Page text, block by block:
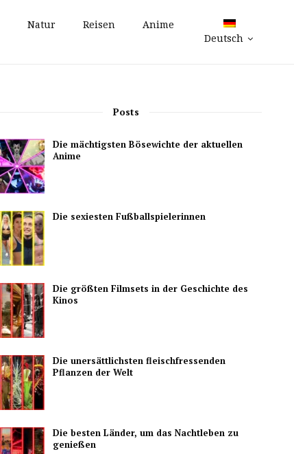
Natur Reisen
Anime
Deutsch
Posts
Die mächtigsten Bösewichte der aktuellen
Anime
Die sexiesten Fußballspielerinnen
Die größten Filmsets in der Geschichte des
Kinos
Die unersättlichsten fleischfressenden
Pflanzen der Welt
Die besten Länder, um das Nachtleben zu
genießen